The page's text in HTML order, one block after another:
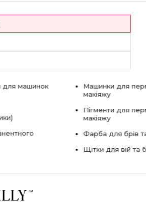
для машинок
Машинки для
макіяжу
Пігменти для
макіяжу
Фарба для брів
Щітки для вій та